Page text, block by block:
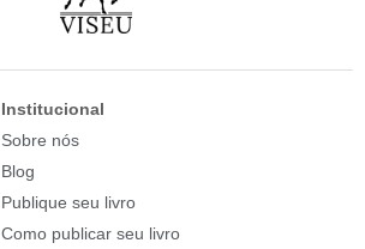
Institucional
Sobre nós
Blog
Publique seu livro
Como publicar seu livro